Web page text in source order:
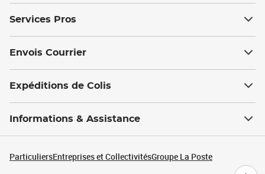
Services Pros
Envois Courrier
Expéditions de Colis
Informations & Assistance
ParticuliersEntreprises et CollectivitésGroupe La Poste